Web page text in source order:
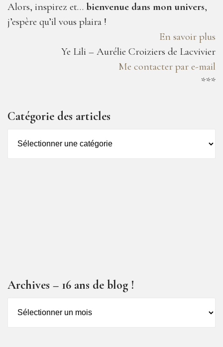
Alors, inspirez et… bienvenue dans mon univers,
j’espère qu’il vous plaira !
En savoir plus
Ye Lili – Aurélie Croiziers de Lacvivier
Me contacter par e-mail
***
Catégorie des articles
des
Archives – 16 ans de blog !